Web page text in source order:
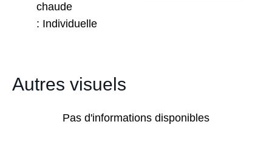
chaude
Individuelle
Autres visuels
Pas d'informations disponibles